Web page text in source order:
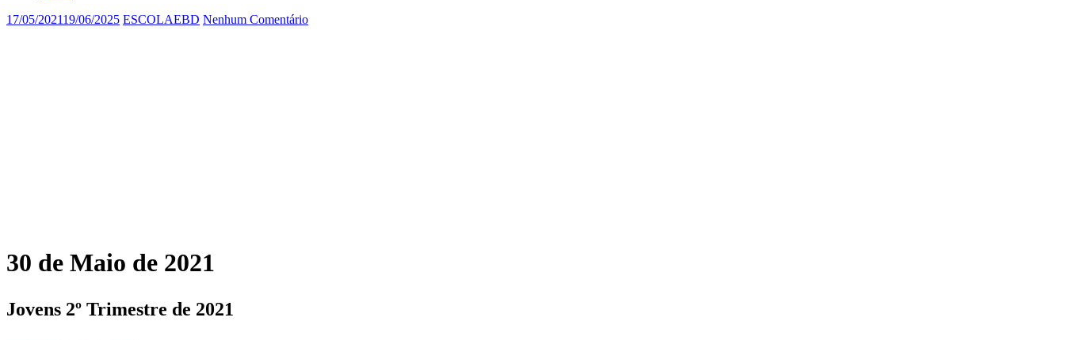
17/05/202119/06/2025 ESCOLAEBD Nenhum Comentário
30 de Maio de 2021
Jovens 2º Trimestre de 2021